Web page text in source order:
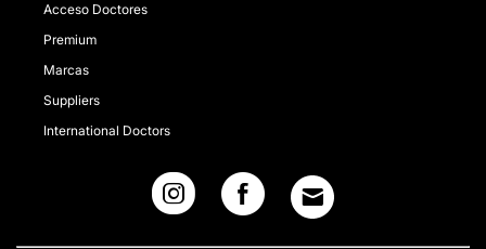
Acceso Doctores
Premium
Marcas
Suppliers
International Doctors